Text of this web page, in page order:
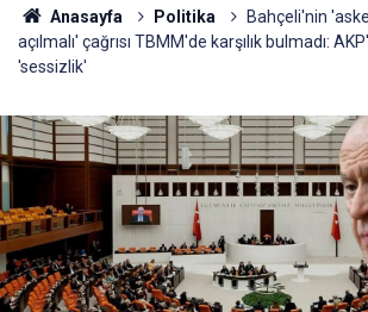
Anasayfa Politika
Bahçeli'nin
açılmalı' çağrısı TBMM'de karşılık bulmadı:
'sessizlik'